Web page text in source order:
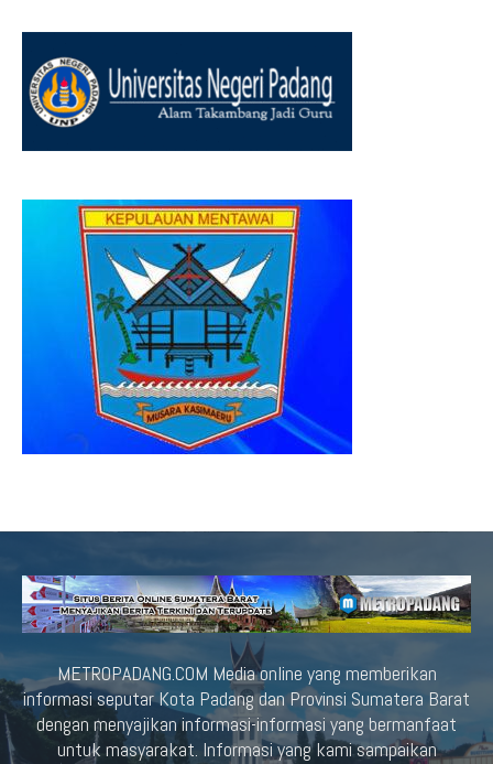
METROPADANG.COM Media online yang memberikan
informasi seputar Kota Padang dan Provinsi Sumatera Barat
dengan menyajikan informasi-informasi yang bermanfaat
untuk masyarakat. Informasi yang kami sampaikan